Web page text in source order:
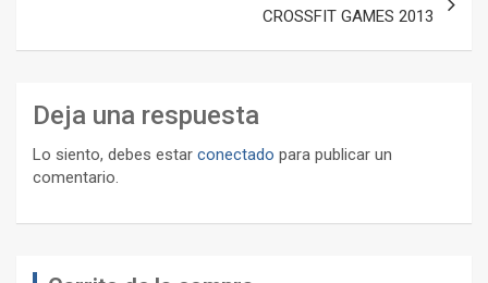
CROSSFIT GAMES 2013
Deja una respuesta
Lo siento, debes estar conectado para publicar un
comentario.